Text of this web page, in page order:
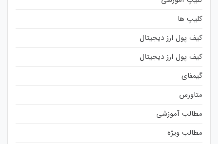
کلیپ ها
کیف پول ارز دیجیتال
کیف پول ارز دیجیتال
گیمفای
متاورس
مطالب آموزشی
مطالب ویژه